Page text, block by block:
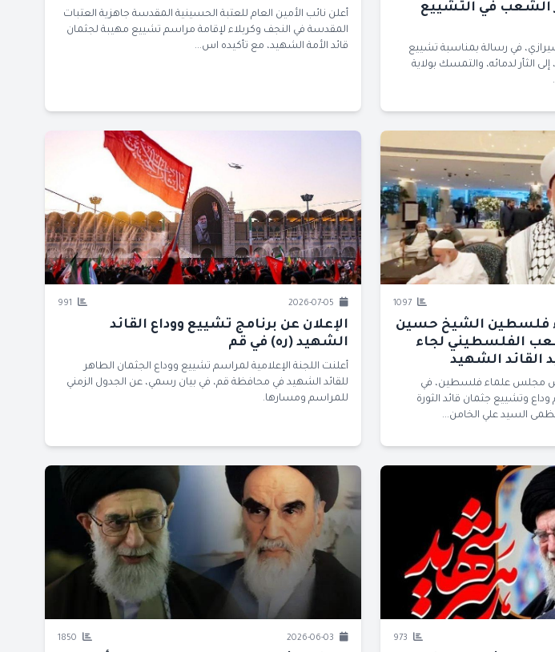
الشعب في التشييع
في رسالة بمناسبة تشييع
إلى الثأر لدمائه، والتمسك بولاية
أعلن نائب الأمين العام للعتبة الحسينية المقدسة جاهزية العتبات
المقدسة في النجف وكربلاء لإقامة مراسم تشييع مهيبة لجثمان
قائد الأمة الشهيد، مع تأكيده اس...
1097
فلسطين الشيخ حسين
الفلسطيني لجاء
القائد الشهيد
مجلس علماء فلسطين، في
وتشييع جثمان قائد الثورة
السيد علي الخامن...
الإعلان عن برنامج تشييع ووداع القائد
الشهيد (ره) في قم
أعلنت اللجنة الإعلامية لمراسم تشييع ووداع الجثمان الطاهر
للقائد الشهيد في محافظة قم، في بيان رسمي، عن الجدول الزمني
للمراسم ومسارها.